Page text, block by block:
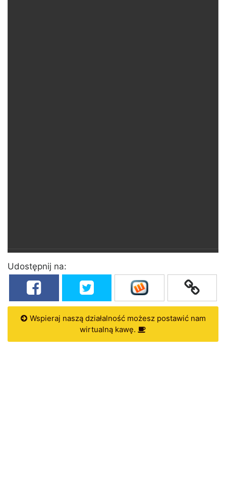
Udostępnij na:
Wspieraj naszą działalność możesz postawić nam
wirtualną kawę.